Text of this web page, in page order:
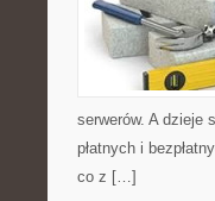
serwerów. A dzieje
płatnych i
co z […]